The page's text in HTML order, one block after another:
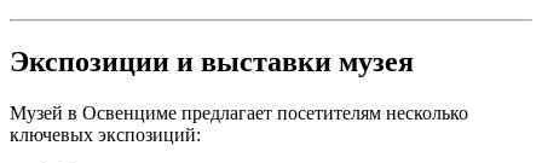
Экспозиции и выставки музея
Музей в Освенциме предлагает посетителям несколько
ключевых экспозиций: